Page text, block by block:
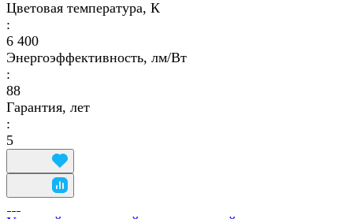
Цветовая температура, К
:
6 400
Энергоэффективность, лм/Вт
:
88
Гарантия, лет
:
5